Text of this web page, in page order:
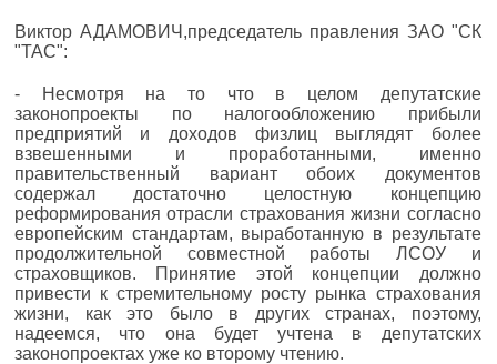
Виктор АДАМОВИЧ,председатель правления ЗАО "СК
"ТАС":
- Несмотря на то что в целом депутатские
законопроекты по налогообложению прибыли
предприятий и доходов физлиц выглядят более
взвешенными и проработанными, именно
правительственный вариант обоих документов
содержал достаточно целостную концепцию
реформирования отрасли страхования жизни согласно
европейским стандартам, выработанную в результате
продолжительной совместной работы ЛСОУ и
страховщиков. Принятие этой концепции должно
привести к стремительному росту рынка страхования
жизни, как это было в других странах, поэтому,
надеемся, что она будет учтена в депутатских
законопроектах уже ко второму чтению.